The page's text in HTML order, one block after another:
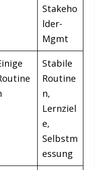
Stakeho
lder-
Mgmt
Stabile
Routine
n,
Lernziel
e,
Selbstm
essung